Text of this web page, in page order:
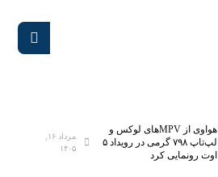
هواوی از MPVهای لوکس و
لپ‌تاپ ۷۹۸ گرمی در رویداد ۵
اوت رونمایی کرد
۱۴۰۵